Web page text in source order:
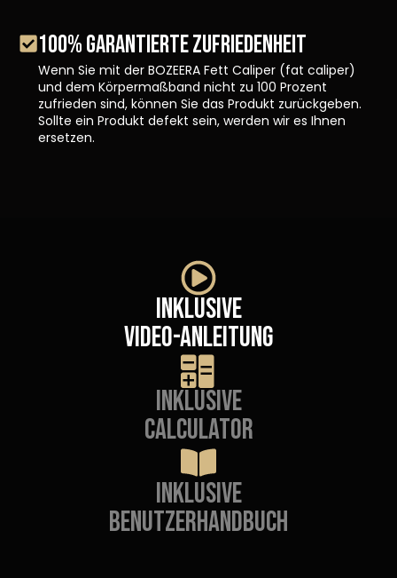
100% GARANTIERTE ZUFRIEDENHEIT
Wenn Sie mit der BOZEERA Fett Caliper (fat caliper)
und dem Körpermaßband nicht zu 100 Prozent
zufrieden sind, können Sie das Produkt zurückgeben.
Sollte ein Produkt defekt sein, werden wir es Ihnen
ersetzen.
INKLUSIVE
VIDEO-ANLEITUNG
Inklusive
calculator
Inklusive
Benutzerhandbuch